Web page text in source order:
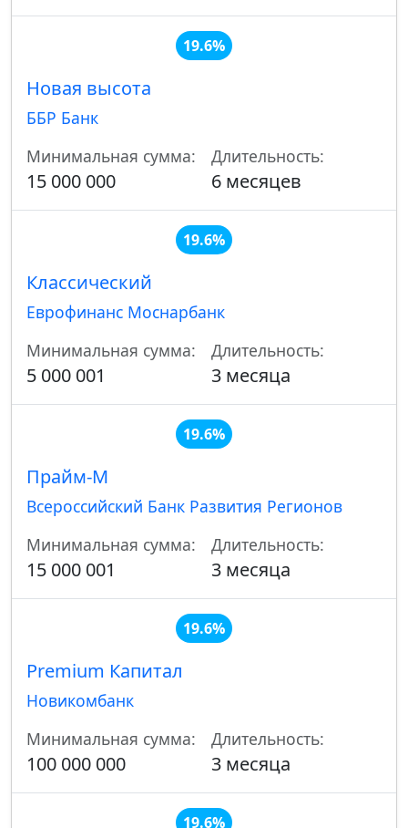
19.6%
Новая высота
ББР Банк
Минимальная сумма:
15 000 000
Длительность:
6 месяцев
19.6%
Классический
Еврофинанс Моснарбанк
Минимальная сумма:
5 000 001
Длительность:
3 месяца
19.6%
Прайм-М
Всероссийский Банк Развития Регионов
Минимальная сумма:
15 000 001
Длительность:
3 месяца
19.6%
Premium Капитал
Новикомбанк
Минимальная сумма:
100 000 000
Длительность:
3 месяца
19.6%